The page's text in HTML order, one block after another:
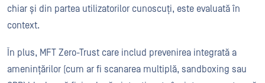
chiar și din partea utilizatorilor cunoscuți, este evaluată în
context.
În plus, MFT Zero-Trust care includ prevenirea integrată a
amenințărilor (cum ar fi scanarea multiplă, sandboxing sau